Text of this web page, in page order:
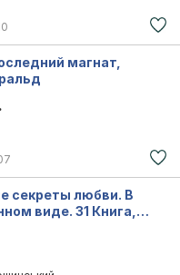
магнат,
секреты любви. В
31 Книга,